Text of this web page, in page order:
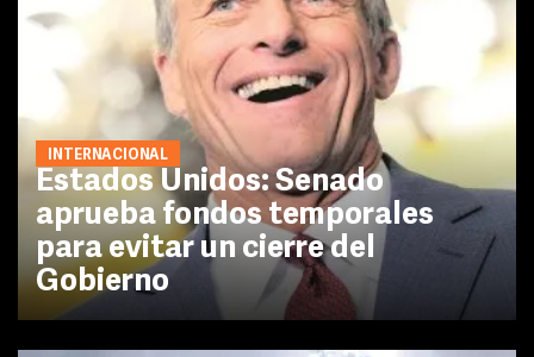
INTERNACIONAL
Estados Unidos: Senado
aprueba fondos temporales
para evitar un cierre del
Gobierno